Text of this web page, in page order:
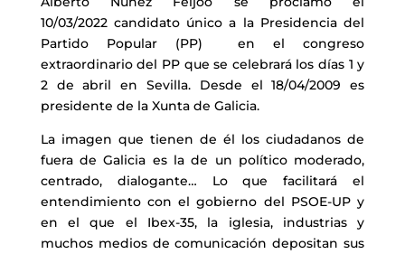
10/03/2022 candidato único a la Presidencia del
Partido Popular (PP) en el congreso
extraordinario del PP que se celebrará los días 1 y
2 de abril en Sevilla. Desde el 18/04/2009 es
presidente de la Xunta de Galicia.
La imagen que tienen de él los ciudadanos de
fuera de Galicia es la de un político moderado,
centrado, dialogante… Lo que facilitará el
entendimiento con el gobierno del PSOE-UP y
en el que el Ibex-35, la iglesia, industrias y
muchos medios de comunicación depositan sus